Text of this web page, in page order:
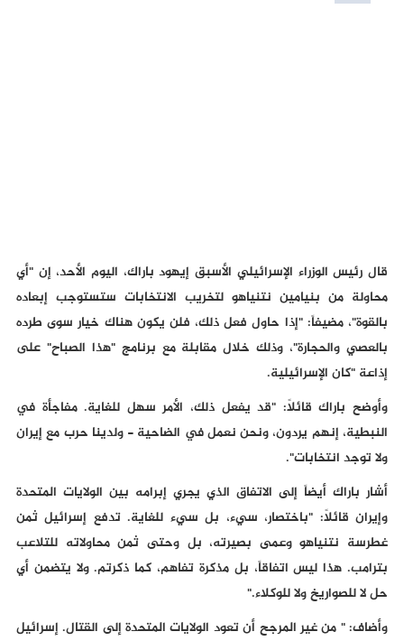
قال رئيس الوزراء الإسرائيلي الأسبق إيهود باراك، اليوم الأحد، إن "أي
محاولة من بنيامين نتنياهو لتخريب الانتخابات ستستوجب إبعاده
بالقوة"، مضيفاً: "إذا حاول فعل ذلك، فلن يكون هناك خيار سوى طرده
بالعصي والحجارة"، وذلك خلال مقابلة مع برنامج "هذا الصباح" على
إذاعة "كان الإسرائيلية.
وأوضح باراك قائلاً: "قد يفعل ذلك، الأمر سهل للغاية. مفاجأة في
النبطية، إنهم يردون، ونحن نعمل في الضاحية - ولدينا حرب مع إيران
ولا توجد انتخابات".
أشار باراك أيضاً إلى الاتفاق الذي يجري إبرامه بين الولايات المتحدة
وإيران قائلاً: "باختصار، سيء، بل سيء للغاية. تدفع إسرائيل ثمن
غطرسة نتنياهو وعمى بصيرته، بل وحتى ثمن محاولاته للتلاعب
بترامب. هذا ليس اتفاقاً، بل مذكرة تفاهم، كما ذكرتم. ولا يتضمن أي
حل لا للصواريخ ولا للوكلاء."
وأضاف: " من غير المرجح أن تعود الولايات المتحدة إلى القتال. إسرائيل